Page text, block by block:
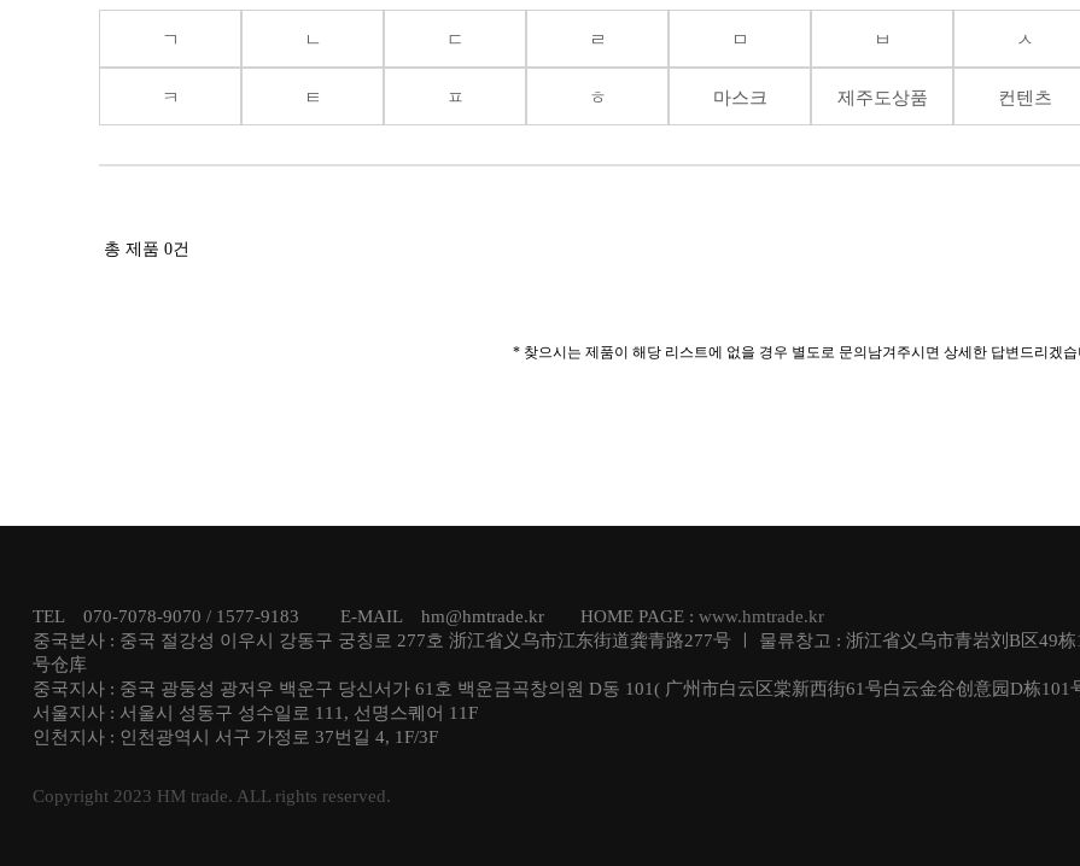
ㄱ ㄴ ㄷ ㄹ ㅁ ㅂ ㅅ
ㅋ ㅌ ㅍ ㅎ 마스크 제주도상품 컨텐츠
총 제품 0건
* 찾으시는 제품이 해당 리스트에 없을 경우 별도로 문의남겨주시면 상세한 답변드리겠습
TEL 070-7078-9070 / 1577-9183 E-MAIL hm@hmtrade.kr HOME PAGE : www.hmtrade.kr
중국본사 : 중국 절강성 이우시 강동구 궁칭로 277호 浙江省义乌市江东街道龚青路277号 ㅣ 물류창고 : 浙江省义乌市青岩刘B区49栋
号仓库
중국지사 : 중국 광둥성 광저우 백운구 당신서가 61호 백운금곡창의원 D동 101( 广州市白云区棠新西街61号白云金谷创意园D栋101
서울지사 : 서울시 성동구 성수일로 111, 선명스퀘어 11F
인천지사 : 인천광역시 서구 가정로 37번길 4, 1F/3F
Copyright 2023 HM trade. ALL rights reserved.